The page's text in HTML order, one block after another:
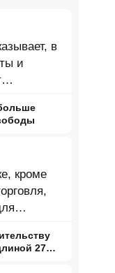
в
и
кроме
27